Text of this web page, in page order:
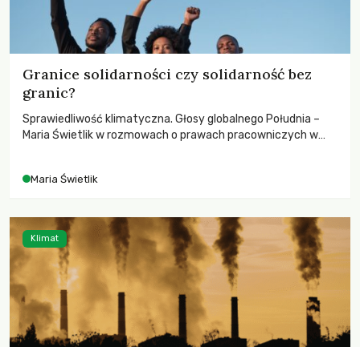
Granice solidarności czy solidarność bez
granic?
Sprawiedliwość klimatyczna. Głosy globalnego Południa –
Maria Świetlik w rozmowach o prawach pracowniczych w
Maria Świetlik
Klimat